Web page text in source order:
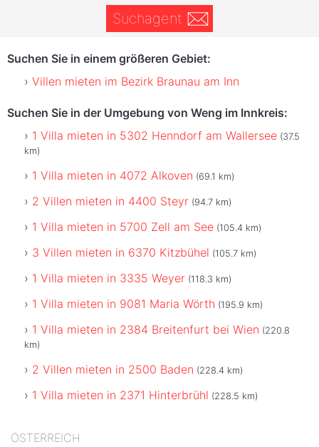
Suchagent
Suchen Sie in einem größeren Gebiet:
Villen mieten im Bezirk Braunau am Inn
Suchen Sie in der Umgebung von Weng im Innkreis:
1 Villa mieten in 5302 Henndorf am Wallersee (37.5
km)
1 Villa mieten in 4072 Alkoven (69.1 km)
2 Villen mieten in 4400 Steyr (94.7 km)
1 Villa mieten in 5700 Zell am See (105.4 km)
3 Villen mieten in 6370 Kitzbühel (105.7 km)
1 Villa mieten in 3335 Weyer (118.3 km)
1 Villa mieten in 9081 Maria Wörth (195.9 km)
1 Villa mieten in 2384 Breitenfurt bei Wien (220.8
km)
2 Villen mieten in 2500 Baden (228.4 km)
1 Villa mieten in 2371 Hinterbrühl (228.5 km)
ÖSTERREICH